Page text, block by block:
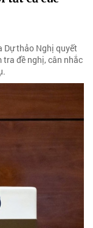
Dự thảo Nghị quyết
tra đề nghị, cân nhắc